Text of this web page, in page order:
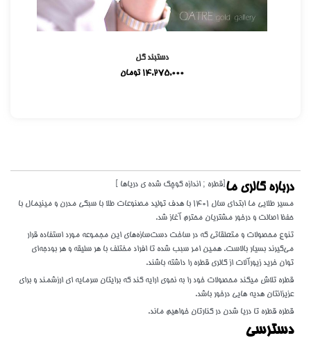
دستبند گل
14,275,000 تومان
درباره گالری ما [قطره ; اندازه کوچک شده ی دریاها ]
مسیر طلایی ما ابتدای سال 1401 با هدف تولید مصنوعات طلا با سبکی مدرن و مینیمال با
حفظ اصالت و درخور مشتریان محترم آغاز شد.
تنوع محصولات و متعلقاتی که در ساخت دست‌سازه‌های این مجموعه مورد استفاده قرار
می‌گیرند بسیار بالاست. همین امر سبب شده تا افراد مختلف با هر سلیقه و هر بودجه‌ای
توان خرید زیورآلات از گالری قطره را داشته باشند.
قطره تلاش میکند محصولات خود را به نحوی ارایه کند که برایتان سرمایه ای ارزشمند و برای
عزیزانتان هدیه هایی درخور باشد.
قطره قطره تا دریا شدن در کنارتان خواهیم ماند.
دسترسی